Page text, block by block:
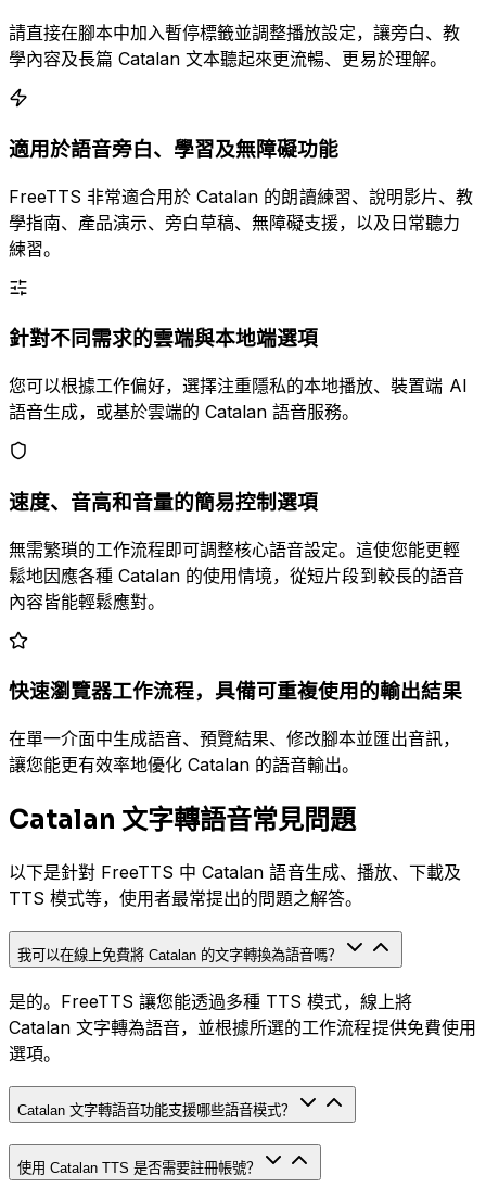
請直接在腳本中加入暫停標籤並調整播放設定，讓旁白、教
學內容及長篇 Catalan 文本聽起來更流暢、更易於理解。
適用於語音旁白、學習及無障礙功能
FreeTTS 非常適合用於 Catalan 的朗讀練習、說明影片、教
學指南、產品演示、旁白草稿、無障礙支援，以及日常聽力
練習。
針對不同需求的雲端與本地端選項
您可以根據工作偏好，選擇注重隱私的本地播放、裝置端 AI
語音生成，或基於雲端的 Catalan 語音服務。
速度、音高和音量的簡易控制選項
無需繁瑣的工作流程即可調整核心語音設定。這使您能更輕
鬆地因應各種 Catalan 的使用情境，從短片段到較長的語音
內容皆能輕鬆應對。
快速瀏覽器工作流程，具備可重複使用的輸出結果
在單一介面中生成語音、預覽結果、修改腳本並匯出音訊，
讓您能更有效率地優化 Catalan 的語音輸出。
Catalan 文字轉語音常見問題
以下是針對 FreeTTS 中 Catalan 語音生成、播放、下載及
TTS 模式等，使用者最常提出的問題之解答。
我可以在線上免費將 Catalan 的文字轉換為語音嗎？
是的。FreeTTS 讓您能透過多種 TTS 模式，線上將
Catalan 文字轉為語音，並根據所選的工作流程提供免費使用
選項。
Catalan 文字轉語音功能支援哪些語音模式？
使用 Catalan TTS 是否需要註冊帳號？